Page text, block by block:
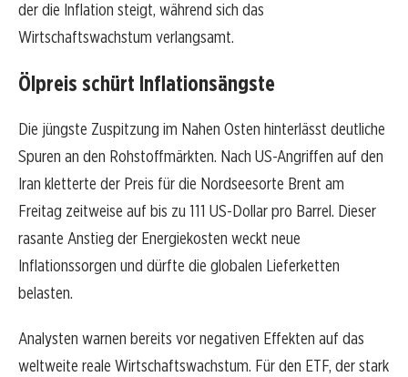
der die Inflation steigt, während sich das
Wirtschaftswachstum verlangsamt.
Ölpreis schürt Inflationsängste
Die jüngste Zuspitzung im Nahen Osten hinterlässt deutliche
Spuren an den Rohstoffmärkten. Nach US-Angriffen auf den
Iran kletterte der Preis für die Nordseesorte Brent am
Freitag zeitweise auf bis zu 111 US-Dollar pro Barrel. Dieser
rasante Anstieg der Energiekosten weckt neue
Inflationssorgen und dürfte die globalen Lieferketten
belasten.
Analysten warnen bereits vor negativen Effekten auf das
weltweite reale Wirtschaftswachstum. Für den ETF, der stark